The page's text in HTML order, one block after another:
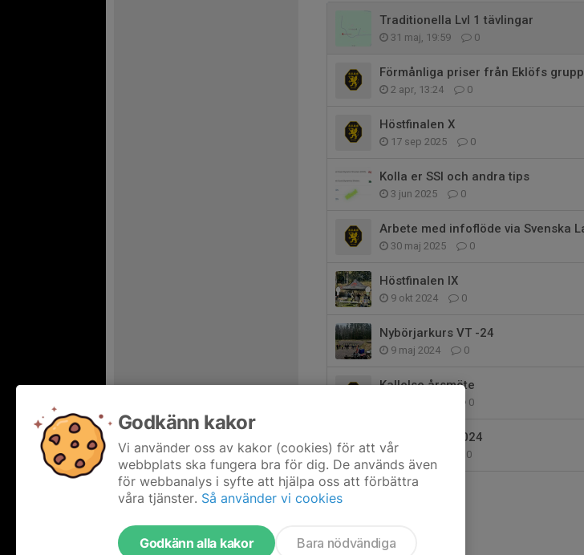
Traditionella Lvl 1 tävlingar
31 maj, 19:59 0
Förmånliga priser från Eklöfs
2 apr, 13:24 0
Höstfinalen X
17 sep 2025 0
Kolla er SSI och andra tips
3 jun 2025 0
Arbete med infoflöde via Svenska
30 maj 2025 0
Höstfinalen IX
9 okt 2024 0
Nybörjarkurs VT -24
9 maj 2024 0
Kallelse årsmöte
0
Nytt skytteår 2024
10 jan 2024 0
Godkänn kakor
Vi använder oss av kakor (cookies) för att vår
webbplats ska fungera bra för dig. De används även
för webbanalys i syfte att hjälpa oss att förbättra
våra tjänster. Så använder vi cookies
Godkänn alla kakor Bara nödvändiga